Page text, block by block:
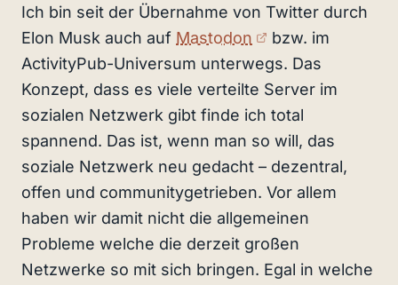
Ich bin seit der Übernahme von Twitter durch
Elon Musk auch auf Mastodon (externer Link)
bzw. im
ActivityPub-Universum unterwegs. Das
Konzept, dass es viele verteilte Server im
sozialen Netzwerk gibt finde ich total
spannend. Das ist, wenn man so will, das
soziale Netzwerk neu gedacht – dezentral,
offen und communitygetrieben. Vor allem
haben wir damit nicht die allgemeinen
Probleme welche die derzeit großen
Netzwerke so mit sich bringen. Egal in welche